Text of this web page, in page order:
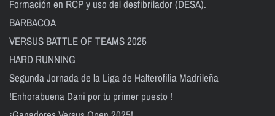
Formación en RCP y uso del desfibrilador (DESA).
BARBACOA
VERSUS BATTLE OF TEAMS 2025
HARD RUNNING
Segunda Jornada de la Liga de Halterofilia Madrileña
!Enhorabuena Dani por tu primer puesto !